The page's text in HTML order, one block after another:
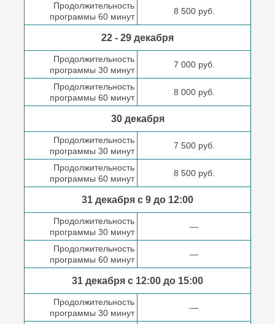
Продолжительность
программы 60 минут
8 500 руб.
22 - 29 декабря
Продолжительность
программы 30 минут
7 000 руб.
Продолжительность
программы 60 минут
8 000 руб.
30 декабря
Продолжительность
программы 30 минут
7 500 руб.
Продолжительность
программы 60 минут
8 500 руб.
31 декабря с 9 до 12:00
Продолжительность
программы 30 минут
—
Продолжительность
программы 60 минут
—
31 декабря с 12:00 до 15:00
Продолжительность
программы 30 минут
—